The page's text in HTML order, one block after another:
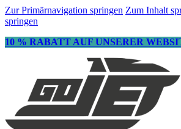
Zur Primärnavigation springen Zum Inhalt
springen
10 % RABATT AUF UNSERER